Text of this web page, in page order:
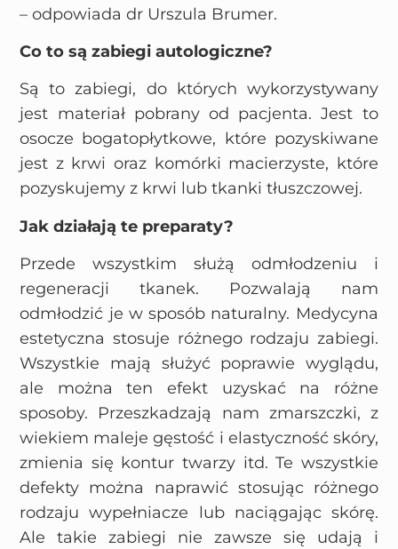
– odpowiada dr Urszula Brumer.
Co to są zabiegi autologiczne?
Są to zabiegi, do których wykorzystywany
jest materiał pobrany od pacjenta. Jest to
osocze bogatopłytkowe, które pozyskiwane
jest z krwi oraz komórki macierzyste, które
pozyskujemy z krwi lub tkanki tłuszczowej.
Jak działają te preparaty?
Przede wszystkim służą odmłodzeniu i
regeneracji tkanek. Pozwalają nam
odmłodzić je w sposób naturalny. Medycyna
estetyczna stosuje różnego rodzaju zabiegi.
Wszystkie mają służyć poprawie wyglądu,
ale można ten efekt uzyskać na różne
sposoby. Przeszkadzają nam zmarszczki, z
wiekiem maleje gęstość i elastyczność skóry,
zmienia się kontur twarzy itd. Te wszystkie
defekty można naprawić stosując różnego
rodzaju wypełniacze lub naciągając skórę.
Ale takie zabiegi nie zawsze się udają i